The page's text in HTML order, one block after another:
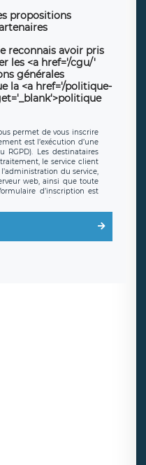
propositions
reconnais avoir pris
les <a href='/cgu/'
générales
la <a href='/politique-
permet de vous inscrire
est l’exécution d’une
RGPD). Les destinataires
le service client
du service,
web, ainsi que toute
d’inscription est
au RGPD. Les
que vous pouvez
données et retirer votre